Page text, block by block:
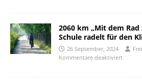
2060 km „Mit dem Rad
Schule radelt für den
26 September, 2024
Kommentare deaktiviert